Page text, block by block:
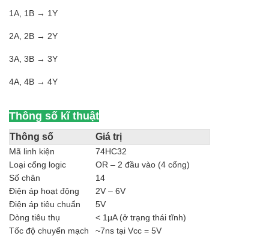
1A, 1B → 1Y
2A, 2B → 2Y
3A, 3B → 3Y
4A, 4B → 4Y
Thông số kĩ thuật
Thông số Giá trị
Mã linh kiện
74HC32
Loại cổng logic
OR – 2 đầu vào (4 cổng)
Số chân
14
Điện áp hoạt động
2V – 6V
Điện áp tiêu chuẩn
5V
Dòng tiêu thụ
< 1μA (ở trạng thái tĩnh)
Tốc độ chuyển mạch
~7ns tại Vcc = 5V